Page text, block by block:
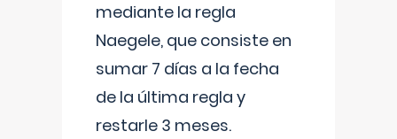
mediante la regla
Naegele, que consiste en
sumar 7 días a la fecha
de la última regla y
restarle 3 meses.